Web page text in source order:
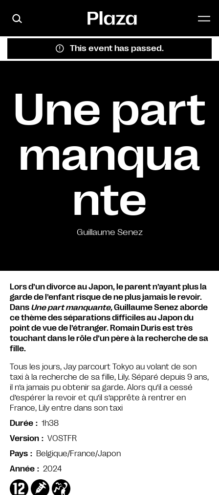
This event has passed.
Une part
manqua
nte
Guillaume Senez
Lors d’un divorce au Japon, le parent n’ayant plus la
garde de l’enfant risque de ne plus jamais le revoir.
Dans Une part manquante,Guillaume Senez aborde
ce thème des séparations difficiles au Japon du
point de vue de l’étranger. Romain Duris est très
touchant dans le rôle d’un père à la recherche de sa
fille.
Tous les jours, Jay parcourt Tokyo au volant de son
taxi à la recherche de sa fille, Lily. Séparé depuis 9 ans,
il n’a jamais pu obtenir sa garde. Alors qu’il a cessé
d’espérer la revoir et qu’il s’apprête à rentrer en
France, Lily entre dans son taxi
Durée
1h38
Version
VOSTFR
Pays
Belgique/France/Japon
Année
2024